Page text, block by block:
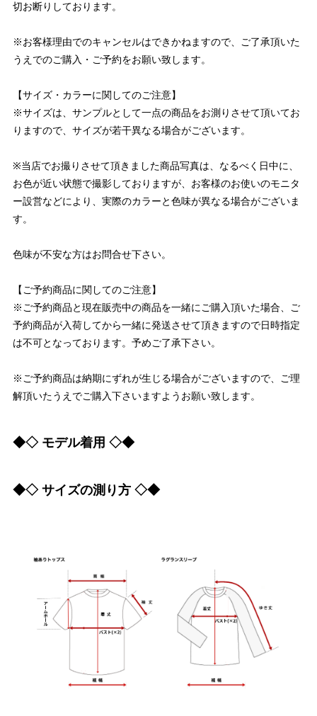
切お断りしております。
※お客様理由でのキャンセルはできかねますので、ご了承頂いた
うえでのご購入・ご予約をお願い致します。
【サイズ・カラーに関してのご注意】
※サイズは、サンプルとして一点の商品をお測りさせて頂いてお
りますので、サイズが若干異なる場合がございます。
※当店でお撮りさせて頂きました商品写真は、なるべく日中に、
お色が近い状態で撮影しておりますが、お客様のお使いのモニタ
ー設営などにより、実際のカラーと色味が異なる場合がございま
す。
色味が不安な方はお問合せ下さい。
【ご予約商品に関してのご注意】
※ご予約商品と現在販売中の商品を一緒にご購入頂いた場合、ご
予約商品が入荷してから一緒に発送させて頂きますので日時指定
は不可となっております。予めご了承下さい。
※ご予約商品は納期にずれが生じる場合がございますので、ご理
解頂いたうえでご購入下さいますようお願い致します。
◆◇ モデル着用 ◇◆
◆◇ サイズの測り方 ◇◆